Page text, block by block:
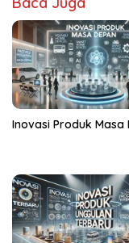
Inovasi Produk Masa